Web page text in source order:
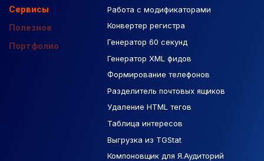
Сервисы
Полезное
Портфолио
Работа с модификаторами
Конвертер регистра
Генератор 60 секунд
Генератор XML фидов
Формирование телефонов
Разделитель почтовых ящиков
Удаление HTML тегов
Таблица интересов
Выгрузка из TGStat
Компоновщик для Я.Аудиторий
Подборка сайтов
Макеты Figma
База Яндекс Карты
РСЯ площадки
Созданные сайты
Контекстная реклама